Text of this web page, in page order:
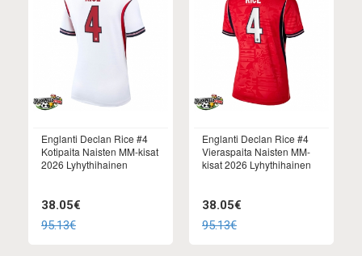
Englanti Declan Rice #4
Kotipaita Naisten MM-kisat
2026 Lyhythihainen
38.05€
95.13€
Englanti Declan Rice #4
Vieraspaita Naisten MM-
kisat 2026 Lyhythihainen
38.05€
95.13€